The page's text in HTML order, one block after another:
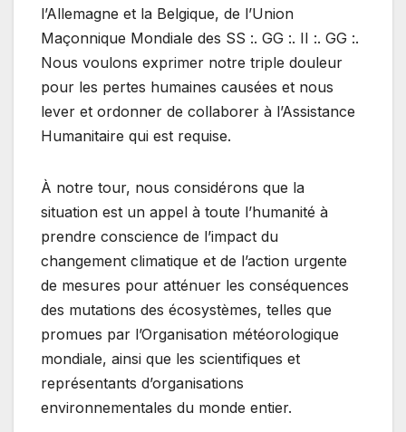
l’Allemagne et la Belgique, de l’Union
Maçonnique Mondiale des SS :. GG :. II :. GG :.
Nous voulons exprimer notre triple douleur
pour les pertes humaines causées et nous
lever et ordonner de collaborer à l’Assistance
Humanitaire qui est requise.
À notre tour, nous considérons que la
situation est un appel à toute l’humanité à
prendre conscience de l’impact du
changement climatique et de l’action urgente
de mesures pour atténuer les conséquences
des mutations des écosystèmes, telles que
promues par l’Organisation météorologique
mondiale, ainsi que les scientifiques et
représentants d’organisations
environnementales du monde entier.